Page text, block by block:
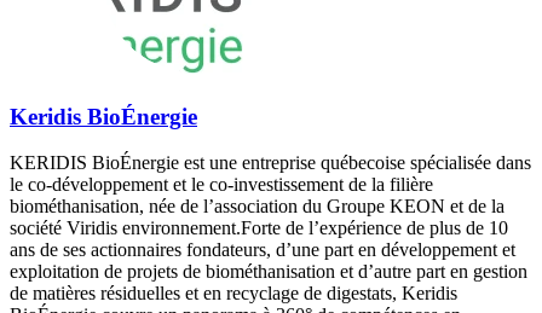
Keridis BioÉnergie
KERIDIS BioÉnergie est une entreprise québecoise spécialisée dans
le co-développement et le co-investissement de la filière
biométhanisation, née de l’association du Groupe KEON et de la
société Viridis environnement.Forte de l’expérience de plus de 10
ans de ses actionnaires fondateurs, d’une part en développement et
exploitation de projets de biométhanisation et d’autre part en gestion
de matières résiduelles et en recyclage de digestats, Keridis